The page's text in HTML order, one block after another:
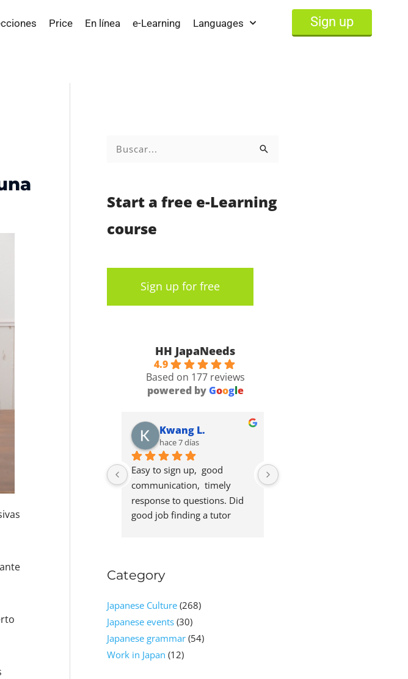
Price En línea e-Learning Languages Sign up
Start a free e-Learning
course
Sign up for free
HH JapaNeeds
4.9
Based on 177 reviews
powered byGoogle
Kwang L.
hace 7 días
Easy to sign up,  good
communication,  timely
response to questions. Did
good job finding a tutor
Category
Japanese Culture (268)
Japanese events (30)
Japanese grammar (54)
Work in Japan (12)